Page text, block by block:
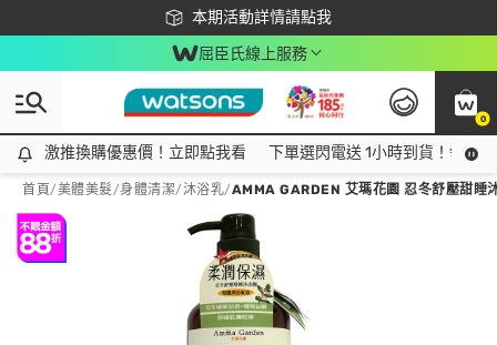
本期活動詳情請點我
下載app最高回饋$350
屈臣氏線上服務
0
激推換購優惠價！立即點我看
激推換購優惠價！立即點我看 下單選閃電送 1小時到貨！領神
首頁/美體美髮/身體清潔/沐浴乳/AMMA GARDEN 艾瑪花園 忍冬舒壓甜睡